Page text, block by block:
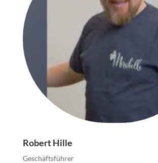
Robert Hille
Geschäftsführer